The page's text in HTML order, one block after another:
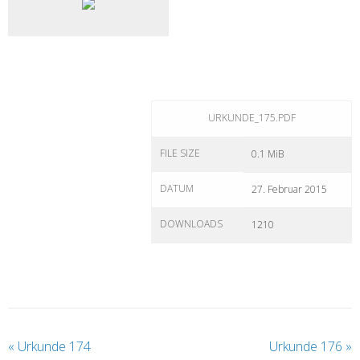
URKUNDE_175.PDF
FILE SIZE 0.1 MiB
DATUM 27. Februar 2015
DOWNLOADS 1210
« Urkunde 174 Urkunde 176 »